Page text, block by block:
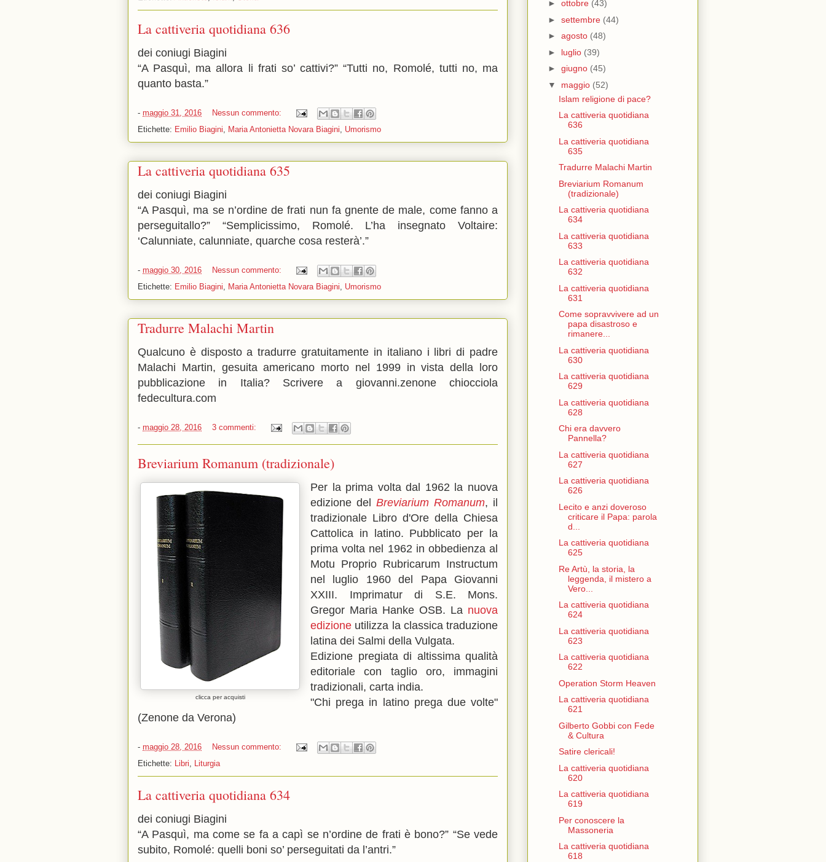
La cattiveria quotidiana 636
dei coniugi Biagini
“A Pasquì, ma allora li frati so’ cattivi?” “Tutti no, Romolé, tutti no, ma
quanto basta.”
- maggio 31, 2016
Nessun commento:
Etichette: Emilio Biagini, Maria Antonietta Novara Biagini, Umorismo
La cattiveria quotidiana 635
dei coniugi Biagini
“A Pasquì, ma se n’ordine de frati nun fa gnente de male, come fanno a
perseguitallo?” “Semplicissimo, Romolé. L’ha insegnato Voltaire:
‘Calunniate, calunniate, quarche cosa resterà’.”
- maggio 30, 2016
Nessun commento:
Etichette: Emilio Biagini, Maria Antonietta Novara Biagini, Umorismo
Tradurre Malachi Martin
Qualcuno è disposto a tradurre gratuitamente in italiano i libri di padre
Malachi Martin, gesuita americano morto nel 1999 in vista della loro
pubblicazione in Italia? Scrivere a giovanni.zenone chiocciola
fedecultura.com
- maggio 28, 2016 3 commenti:
Breviarium Romanum (tradizionale)
clicca per acquisti
Per la prima volta dal 1962 la nuova
edizione del Breviarium Romanum, il
tradizionale Libro d'Ore della Chiesa
Cattolica in latino. Pubblicato per la
prima volta nel 1962 in obbedienza al
Motu Proprio Rubricarum Instructum
nel luglio 1960 del Papa Giovanni
XXIII. Imprimatur di S.E. Mons.
Gregor Maria Hanke OSB. La nuova
edizione utilizza la classica traduzione
latina dei Salmi della Vulgata.
Edizione pregiata di altissima qualità
editoriale con taglio oro, immagini
tradizionali, carta india.
"Chi prega in latino prega due volte"
(Zenone da Verona)
- maggio 28, 2016
Nessun commento:
Etichette: Libri, Liturgia
La cattiveria quotidiana 634
dei coniugi Biagini
“A Pasquì, ma come se fa a capì se n’ordine de frati è bono?” “Se vede
subito, Romolé: quelli boni so’ perseguitati da l’antri.”
► ottobre (43)
► settembre (44)
► agosto (48)
► luglio (39)
► giugno (45)
▼ maggio (52)
Islam religione di pace?
La cattiveria quotidiana
636
La cattiveria quotidiana
635
Tradurre Malachi Martin
Breviarium Romanum
(tradizionale)
La cattiveria quotidiana
634
La cattiveria quotidiana
633
La cattiveria quotidiana
632
La cattiveria quotidiana
631
Come sopravvivere ad un
papa disastroso e
rimanere...
La cattiveria quotidiana
630
La cattiveria quotidiana
629
La cattiveria quotidiana
628
Chi era davvero
Pannella?
La cattiveria quotidiana
627
La cattiveria quotidiana
626
Lecito e anzi doveroso
criticare il Papa: parola
d...
La cattiveria quotidiana
625
Re Artù, la storia, la
leggenda, il mistero a
Vero...
La cattiveria quotidiana
624
La cattiveria quotidiana
623
La cattiveria quotidiana
622
Operation Storm Heaven
La cattiveria quotidiana
621
Gilberto Gobbi con Fede
& Cultura
Satire clericali!
La cattiveria quotidiana
620
La cattiveria quotidiana
619
Per conoscere la
Massoneria
La cattiveria quotidiana
618